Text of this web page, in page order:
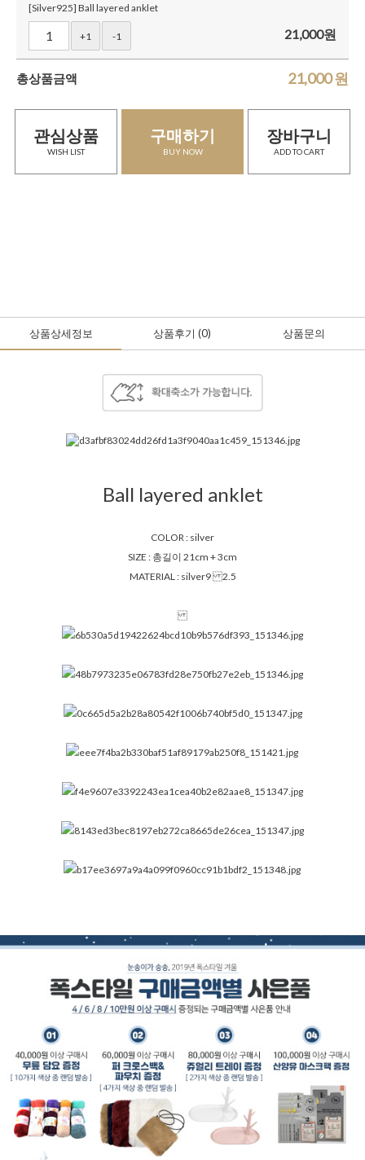
[Silver925] Ball layered anklet
+1 -1 21,000원
총상품금액 21,000원
관심상품
WISH LIST
구매하기
BUY NOW
장바구니
ADD TO CART
상품상세정보 상품후기 (0) 상품문의
Ball layered anklet
COLOR : silver
SIZE : 총길이 21cm + 3cm
MATERIAL : silver9
2.5